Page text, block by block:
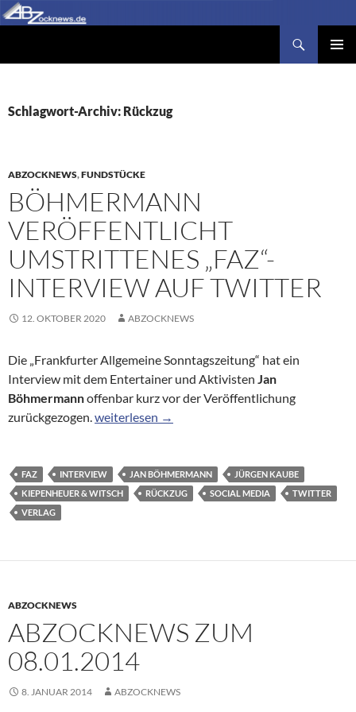
Zum
Inhalt
Schlagwort-Archiv: Rückzug
ABZOCKNEWS,FUNDSTÜCKE
BÖHMERMANN
VERÖFFENTLICHT
UMSTRITTENES „FAZ“-
INTERVIEW AUF TWITTER
12. OKTOBER 2020 ABZOCKNEWS
Die „Frankfurter Allgemeine Sonntagszeitung“ hat ein
Interview mit dem Entertainer und Aktivisten Jan
Böhmermannoffenbar kurz vor der Veröffentlichung
zurückgezogen.Böhmermann veröffentlicht umstrittenes
weiterlesen →
FAZ INTERVIEW JAN BÖHMERMANN
JÜRGEN KAUBE
KIEPENHEUER & WITSCH
RÜCKZUG SOCIAL MEDIA
TWITTER
VERLAG
ABZOCKNEWS
ABZOCKNEWS ZUM
08.01.2014
8. JANUAR 2014 ABZOCKNEWS